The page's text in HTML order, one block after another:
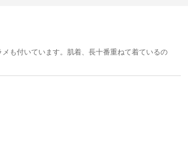
も付いています。肌着、長十番重ねて着ているの